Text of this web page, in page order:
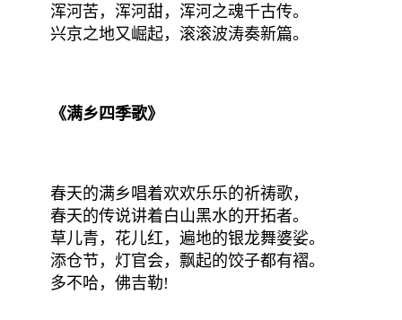
浑河苦，浑河甜，浑河之魂千古传。
兴京之地又崛起，滚滚波涛奏新篇。
《满乡四季歌》
春天的满乡唱着欢欢乐乐的祈祷歌，
春天的传说讲着白山黑水的开拓者。
草儿青，花儿红，遍地的银龙舞婆娑。
添仓节，灯官会，飘起的饺子都有褶。
多不哈，佛吉勒!